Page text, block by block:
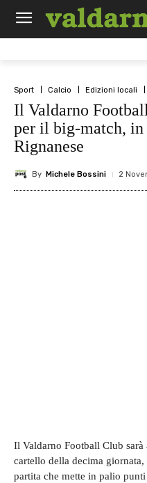
Sport Calcio Edizioni locali
Il Valdarno
per il big-match, in
Rignanese
By Michele Bossini 2
Il Valdarno Football Club
cartello della decima
partita che mette in palio